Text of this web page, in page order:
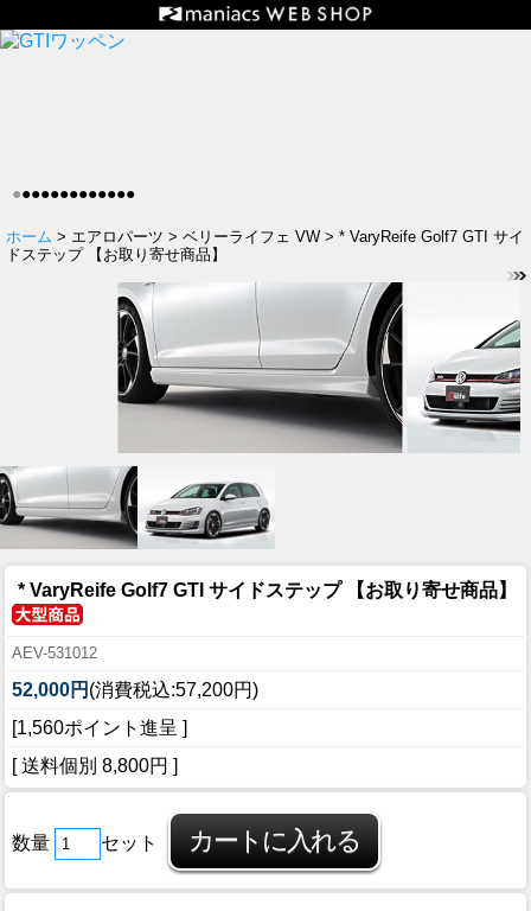
●●●●●●●●●●●●●
ホーム > エアロパーツ > ベリーライフェ VW > * VaryReife Golf7 GTI サイ
ドステップ 【お取り寄せ商品】
* VaryReife Golf7 GTI サイドステップ 【お取り寄せ商品】
AEV-531012
52,000円 (消費税込:57,200円)
[1,560ポイント進呈 ]
[ 送料個別 8,800円 ]
数量 セット